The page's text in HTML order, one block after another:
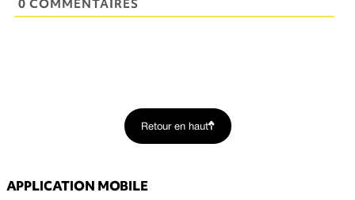
0 COMMENTAIRES
Retour en haut
APPLICATION MOBILE